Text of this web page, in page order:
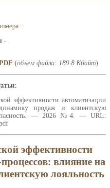
-
(объем файла: 189.8 Кбайт)
эффективности автоматизации
продаж и клиентскую
— 2026 №4. — URL:
эффективности
влияние на
лояльность